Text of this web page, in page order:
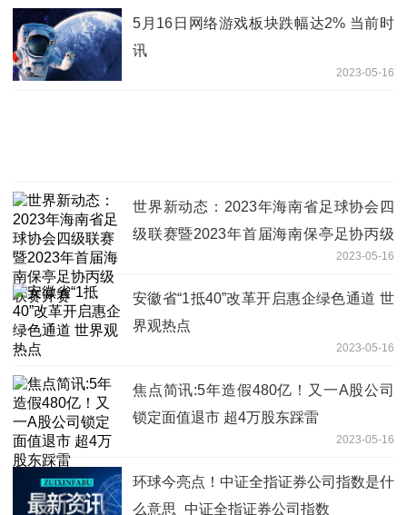
5月16日网络游戏板块跌幅达2% 当前时
讯
2023-05-16
世界新动态：2023年海南省足球协会四
级联赛暨2023年首届海南保亭足协丙级
2023-05-16
安徽省“1抵40”改革开启惠企绿色通道 世
界观热点
2023-05-16
焦点简讯:5年造假480亿！又一A股公司
锁定面值退市 超4万股东踩雷
2023-05-16
环球今亮点！中证全指证券公司指数是什
么意思_中证全指证券公司指数